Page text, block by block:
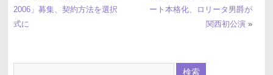
2006」募集、契約方法を選択
式に
ート本格化、ロリータ男爵が
関西初公演»